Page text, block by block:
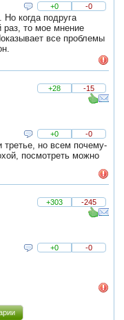
+0 -0
когда подруга
раз, то мое мнение
все проблемы
+28
-15
+0 -0
третье, но всем почему-
посмотреть можно
+303
-245
+0 -0